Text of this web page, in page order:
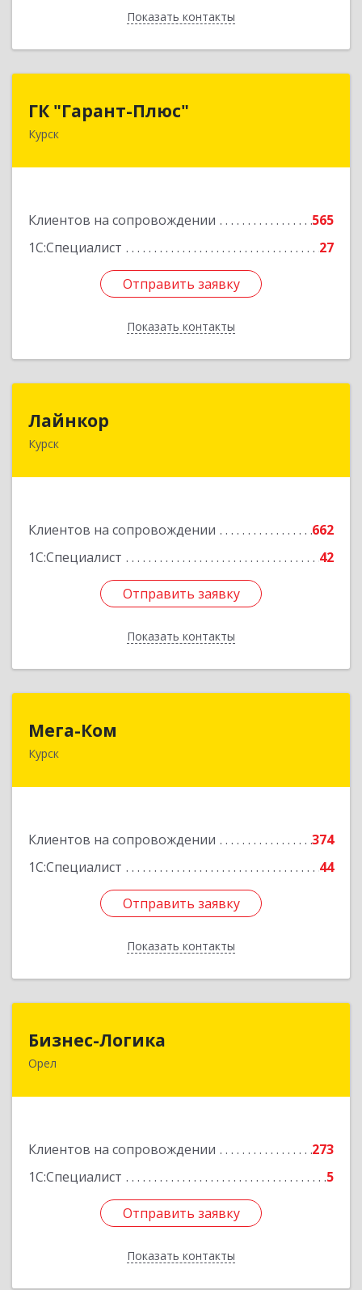
Показать контакты
Назад
ГК "Гарант-Плюс"
Курск
Клиентов на сопровождении
565
1С:Специалист
27
Отправить заявку
Показать контакты
305035, Курская обл, Курск г, Овечкина ул, дом
Отправить заявку
Назад
Лайнкор
Курск
Клиентов на сопровождении
662
1С:Специалист
42
Отправить заявку
Показать контакты
305021, Курская обл, Курск г, Победы пр-кт, дом
Отправить заявку
Назад
Мега-Ком
Курск
Клиентов на сопровождении
374
1С:Специалист
44
Отправить заявку
Показать контакты
305001, Курская обл, Курск г, Красной Армии ул,
Отправить заявку
Назад
Бизнес-Логика
Орел
Клиентов на сопровождении
273
1С:Специалист
5
Отправить заявку
Показать контакты
302028, Орловская обл, Орловский р-н, Орел г,
Отправить заявку
Назад